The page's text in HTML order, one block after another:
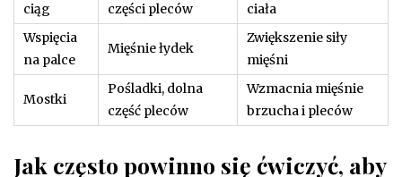
ciąg
części pleców
ciała
Wspięcia
na palce
Mięśnie łydek
Zwiększenie siły
mięśni
Mostki
Pośladki, dolna
część pleców
Wzmacnia mięśnie
brzucha i pleców
Jak często powinno się ćwiczyć, aby